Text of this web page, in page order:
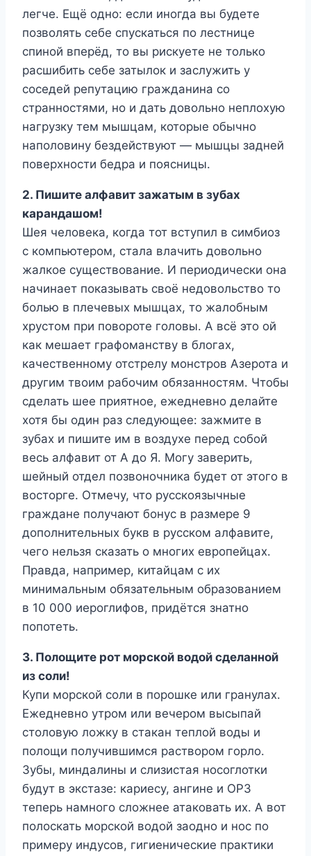
легче. Ещё одно: если иногда вы будете
позволять себе спускаться по лестнице
спиной вперёд, то вы рискуете не только
расшибить себе затылок и заслужить у
соседей репутацию гражданина со
странностями, но и дать довольно неплохую
нагрузку тем мышцам, которые обычно
наполовину бездействуют — мышцы задней
поверхности бедра и поясницы.
2. Пишите алфавит зажатым в зубах
карандашом!
Шея человека, когда тот вступил в симбиоз
с компьютером, стала влачить довольно
жалкое существование. И периодически она
начинает показывать своё недовольство то
болью в плечевых мышцах, то жалобным
хрустом при повороте головы. А всё это ой
как мешает графоманству в блогах,
качественному отстрелу монстров Азерота и
другим твоим рабочим обязанностям. Чтобы
сделать шее приятное, ежедневно делайте
хотя бы один раз следующее: зажмите в
зубах и пишите им в воздухе перед собой
весь алфавит от А до Я. Могу заверить,
шейный отдел позвоночника будет от этого в
восторге. Отмечу, что русскоязычные
граждане получают бонус в размере 9
дополнительных букв в русском алфавите,
чего нельзя сказать о многих европейцах.
Правда, например, китайцам с их
минимальным обязательным образованием
в 10 000 иероглифов, придётся знатно
попотеть.
3. Полощите рот морской водой сделанной
из соли!
Купи морской соли в порошке или гранулах.
Ежедневно утром или вечером высыпай
столовую ложку в стакан теплой воды и
полощи получившимся раствором горло.
Зубы, миндалины и слизистая носоглотки
будут в экстазе: кариесу, ангине и ОРЗ
теперь намного сложнее атаковать их. А вот
полоскать морской водой заодно и нос по
примеру индусов, гигиенические практики